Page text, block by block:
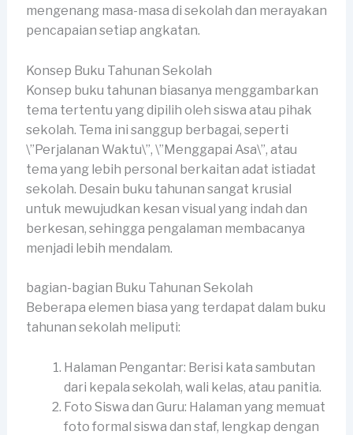
mengenang masa-masa di sekolah dan merayakan
pencapaian setiap angkatan.
Konsep Buku Tahunan Sekolah
Konsep buku tahunan biasanya menggambarkan
tema tertentu yang dipilih oleh siswa atau pihak
sekolah. Tema ini sanggup berbagai, seperti
\”Perjalanan Waktu\”, \”Menggapai Asa\”, atau
tema yang lebih personal berkaitan adat istiadat
sekolah. Desain buku tahunan sangat krusial
untuk mewujudkan kesan visual yang indah dan
berkesan, sehingga pengalaman membacanya
menjadi lebih mendalam.
bagian-bagian Buku Tahunan Sekolah
Beberapa elemen biasa yang terdapat dalam buku
tahunan sekolah meliputi:
Halaman Pengantar: Berisi kata sambutan
dari kepala sekolah, wali kelas, atau panitia.
Foto Siswa dan Guru: Halaman yang memuat
foto formal siswa dan staf, lengkap dengan